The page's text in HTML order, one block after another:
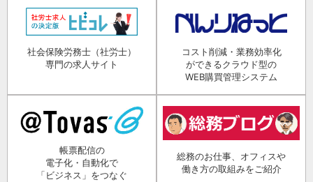
社会保険労務士（社労士）
専門の求人サイト
コスト削減・業務効率化
ができるクラウド型の
WEB購買管理システム
帳票配信の
電子化・自動化で
「ビジネス」をつなぐ
総務のお仕事、オフィスや
働き方の取組みをご紹介